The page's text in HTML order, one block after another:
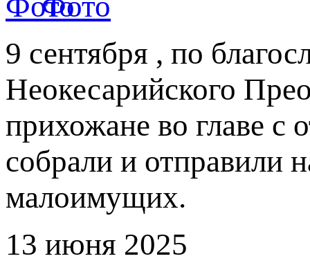
9 сентября , по
Неокесарийского
прихожане во главе с
собрали и отправили
малоимущих.
13 июня 2025